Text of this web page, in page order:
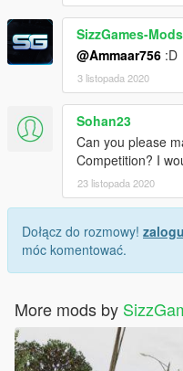
SizzGames-Mods
@Ammaar756 :D
3 listopada 2020
Sohan23
Can you please
Competition? I
23 listopada 2020
Dołącz do rozmowy!
móc komentować.
More mods by